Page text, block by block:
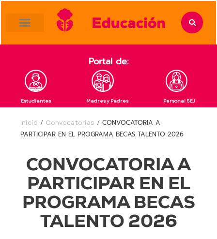
Portal de:
Estudiantes Madres y Padres Personal SEJ
Inicio / Convocatorias / CONVOCATORIA A
PARTICIPAR EN EL PROGRAMA BECAS TALENTO 2026
CONVOCATORIA A
PARTICIPAR EN EL
PROGRAMA BECAS
TALENTO 2026